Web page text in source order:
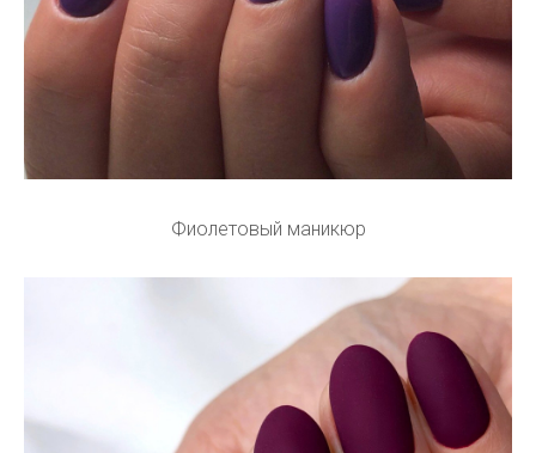
Фиолетовый маникюр